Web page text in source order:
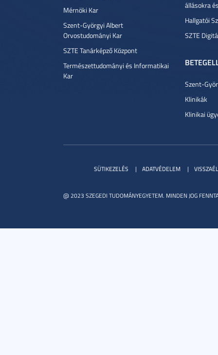
Mérnöki Kar
Szent-Györgyi Albert
Orvostudományi Kar
SZTE Tanárképző Központ
Természettudományi és Informatikai
Kar
állásokra
Hallgatói
SZTE
Szent-
Klinikák
Klinikai
@ 2023 SZEGEDI TUDOMÁNYEGYETEM. MINDEN JOG
SÜTIKEZELÉS ADATVÉDELEM